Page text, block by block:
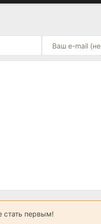
стать первым!